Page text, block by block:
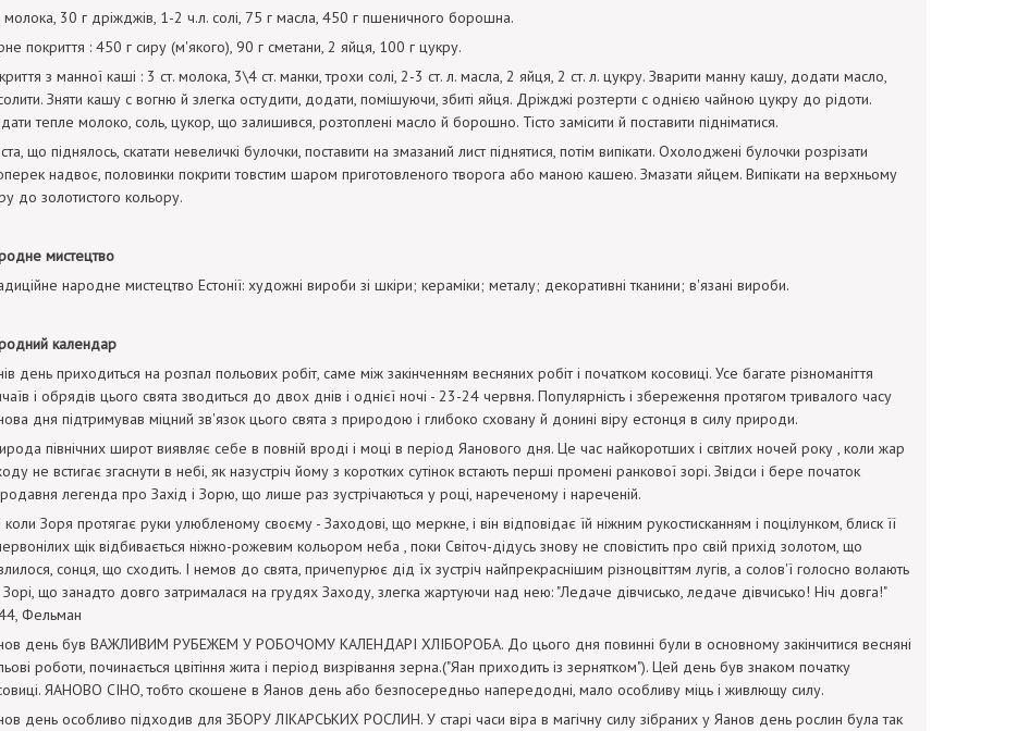
молока, 30 г дріжджів, 1-2 ч.л. солі, 75 г масла, 450 г пшеничного борошна.
покриття : 450 г сиру (м'якого), 90 г сметани, 2 яйця, 100 г цукру.
з манної каші : 3 ст. молока, 3\4 ст. манки, трохи солі, 2-3 ст. л. масла, 2 яйця, 2 ст. л. цукру. Зварити манну кашу, додати масло,
Зняти кашу с вогню й злегка остудити, додати, помішуючи, збиті яйця. Дріжджі розтерти с однією чайною цукру до рідоти.
тепле молоко, соль, цукор, що залишився, розтоплені масло й борошно. Тісто замісити й поставити підніматися.
що піднялось, скатати невеличкі булочки, поставити на змазаний лист піднятися, потім випікати. Охолоджені булочки розрізати
надвоє, половинки покрити товстим шаром приготовленого творога або маною кашею. Змазати яйцем. Випікати на верхньому
до золотистого кольору.
мистецтво
народне мистецтво Естонії: художні вироби зі шкіри; кераміки; металу; декоративні тканини; в'язані вироби.
календар
день приходиться на розпал польових робіт, саме між закінченням весняних робіт і початком косовиці. Усе багате різноманіття
і обрядів цього свята зводиться до двох днів і однієї ночі - 23-24 червня. Популярність і збереження протягом тривалого часу
дня підтримував міцний зв'язок цього свята з природою і глибоко сховану й донині віру естонця в силу природи.
північних широт виявляє себе в повній вроді і моці в період Яанового дня. Це час найкоротших і світлих ночей року , коли жар
не встигає згаснути в небі, як назустріч йому з коротких сутінок встають перші промені ранкової зорі. Звідси і бере початок
легенда про Захід і Зорю, що лише раз зустрічаються у році, нареченому і нареченій.
коли Зоря протягає руки улюбленому своєму - Заходові, що меркне, і він відповідає їй ніжним рукостисканням і поцілунком, блиск її
щік відбивається ніжно-рожевим кольором неба , поки Світоч-дідусь знову не сповістить про свій прихід золотом, що
сонця, що сходить. І немов до свята, причепурює дід їх зустріч найпрекраснішим різноцвіттям лугів, а солов'ї голосно волають
що занадто довго затрималася на грудях Заходу, злегка жартуючи над нею: "Ледаче дівчисько, ледаче дівчисько! Ніч довга!"
Фельман
день був ВАЖЛИВИМ РУБЕЖЕМ У РОБОЧОМУ КАЛЕНДАРІ ХЛІБОРОБА. До цього дня повинні були в основному закінчитися весняні
роботи, починається цвітіння жита і період визрівання зерна.("Яан приходить із зернятком"). Цей день був знаком початку
ЯАНОВО СІНО, тобто скошене в Яанов день або безпосередньо напередодні, мало особливу міць і живлющу силу.
день особливо підходив для ЗБОРУ ЛІКАРСЬКИХ РОСЛИН. У старі часи віра в магічну силу зібраних у Яанов день рослин була так